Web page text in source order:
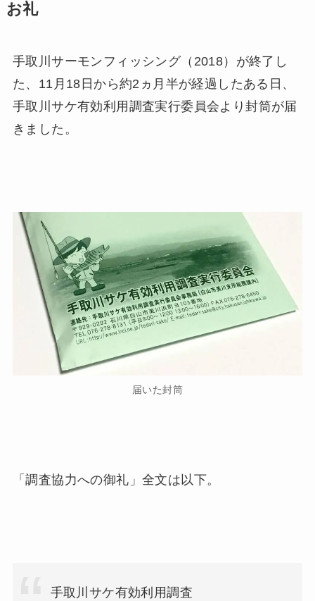
お礼
手取川サーモンフィッシング（2018）が終了し
た、11月18日から約2ヵ月半が経過したある日、
手取川サケ有効利用調査実行委員会より封筒が届
きました。
届いた封筒
「調査協力への御礼」全文は以下。
手取川サケ有効利用調査